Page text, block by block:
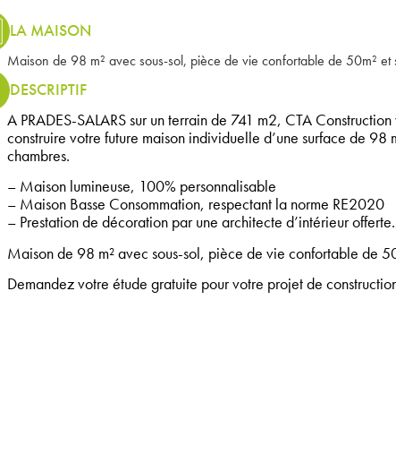
LA MAISON
Maison de 98 m² avec sous-sol, pièce de vie confortable de 50m² et
DESCRIPTIF
A PRADES-SALARS sur un terrain de 741 m2, CTA
construire votre future maison individuelle d’une surface de 98
chambres.
– Maison lumineuse, 100% personnalisable
– Maison Basse Consommation, respectant la norme RE2020
– Prestation de décoration par une architecte d’intérieur offerte.
Maison de 98 m² avec sous-sol, pièce de vie confortable de
Demandez votre étude gratuite pour votre projet de